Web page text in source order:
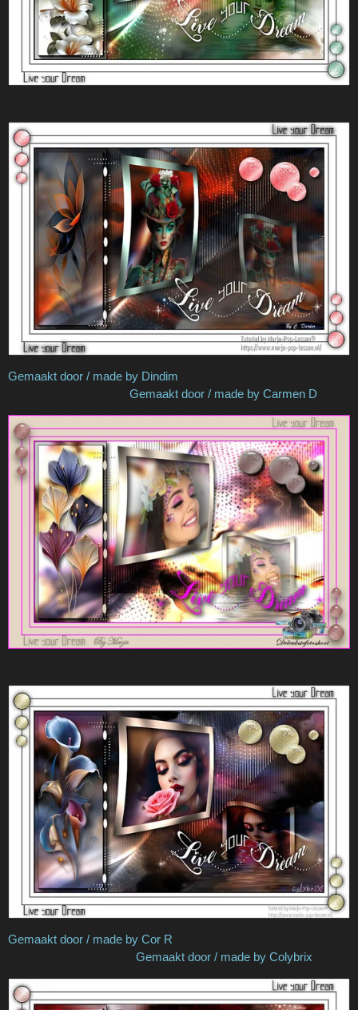
Gemaakt door / made by Dindim
Gemaakt door / made by Carmen D
Gemaakt door / made by Cor R
Gemaakt door / made by Colybrix